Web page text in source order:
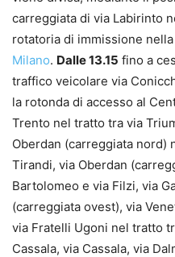
carreggiata di via Labirinto
rotatoria di immissione
Milano. Dalle 13.15 fino a
traffico veicolare via
la rotonda di accesso al
Trento nel tratto tra via
Oberdan (carreggiata nord)
Tirandi, via Oberdan
Bartolomeo e via Filzi, via
(carreggiata ovest), via
via Fratelli Ugoni nel tratto
Cassala, via Cassala, via